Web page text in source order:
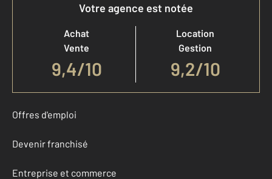
Votre agence est notée
Achat
Vente
9,4/10
Location
Gestion
9,2/10
Offres d'emploi
Devenir franchisé
Entreprise et commerce